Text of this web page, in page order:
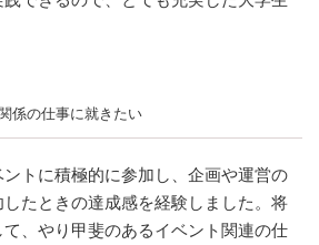
係の仕事に就きたい
トに積極的に参加し、企画や運営の
たときの達成感を経験しました。将
、やり甲斐のあるイベント関連の仕